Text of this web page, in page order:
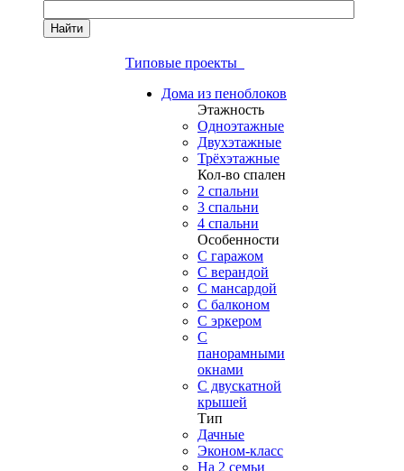
Найти
Типовые проекты
Дома из пеноблоков
Этажность
Одноэтажные
Двухэтажные
Трёхэтажные
Кол-во спален
2 спальни
3 спальни
4 спальни
Особенности
С гаражом
С верандой
С мансардой
С балконом
C эркером
С
панорамными
окнами
С двускатной
крышей
Тип
Дачные
Эконом-класс
На 2 семьи